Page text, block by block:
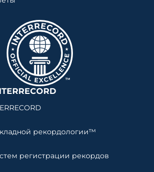
рекордологии™
регистрации рекордов